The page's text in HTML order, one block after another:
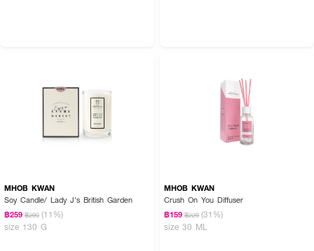
MHOB KWAN
Soy Candle/ Lady J's British Garden
฿259 ฿290 (11%)
size 130 G
MHOB KWAN
Crush On You Diffuser
฿159 ฿229 (31%)
size 30 ML